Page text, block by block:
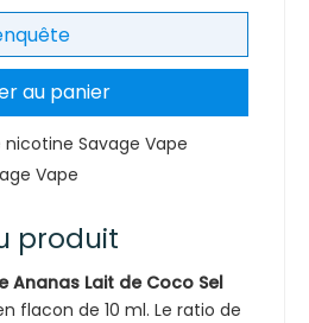
au panier
nicotine Savage Vape
Vape
produit
Ananas Lait de Coco Sel
flacon de 10 ml. Le ratio de